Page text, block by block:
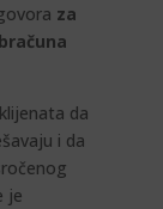
za
da
i da
je